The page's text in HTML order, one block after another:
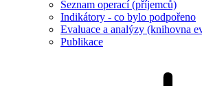
Seznam operací (příjemců)
Indikátory - co bylo podpořeno
Evaluace a analýzy (knihovna
Publikace